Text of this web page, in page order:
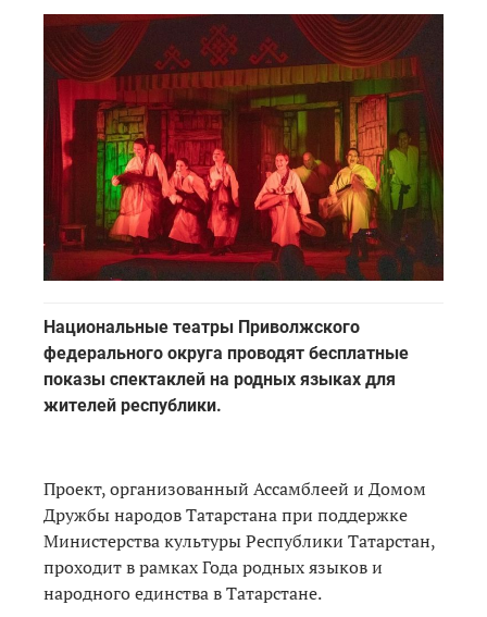
Национальные театры Приволжского
федерального округа проводят бесплатные
показы спектаклей на родных языках для
жителей республики.
Проект, организованный Ассамблеей и Домом
Дружбы народов Татарстана при поддержке
Министерства культуры Республики Татарстан,
проходит в рамках Года родных языков и
народного единства в Татарстане.